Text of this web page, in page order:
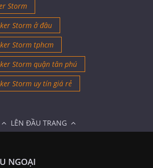
Storm
Storm ở đâu
Storm tphcm
Storm quận tân phú
Storm uy tín giá rẻ
LÊN ĐẦU TRANG
NGOẠI